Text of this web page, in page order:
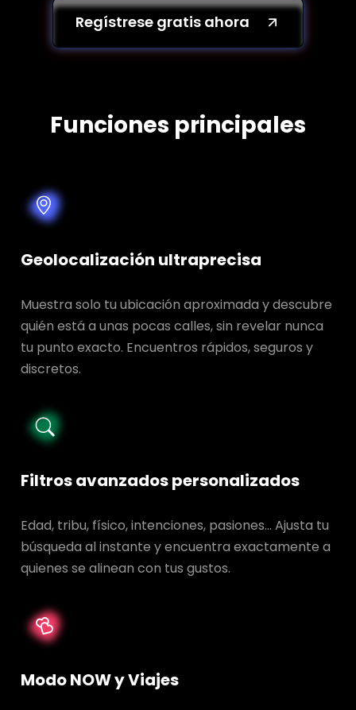
Regístrese gratis ahora
Funciones principales
Geolocalización ultraprecisa
Muestra solo tu ubicación aproximada y descubre
quién está a unas pocas calles, sin revelar nunca
tu punto exacto. Encuentros rápidos, seguros y
discretos.
Filtros avanzados personalizados
Edad, tribu, físico, intenciones, pasiones… Ajusta tu
búsqueda al instante y encuentra exactamente a
quienes se alinean con tus gustos.
Modo NOW y Viajes